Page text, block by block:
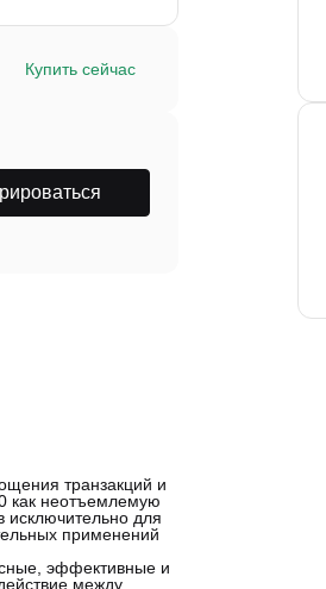
Купить сейчас
транзакций и
как неотъемлемую
исключительно для
применений
эффективные и
между